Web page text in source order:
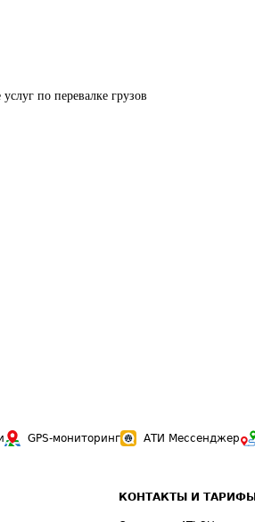
по перевалке грузов
GPS-мониторинг АТИ Мессенджер
КОНТАКТЫ И ТАРИФЫ